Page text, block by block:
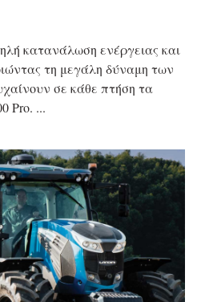
κατανάλωση ενέργειας και
τη μεγάλη δύναμη των
σε κάθε πτήση τα
Pro.